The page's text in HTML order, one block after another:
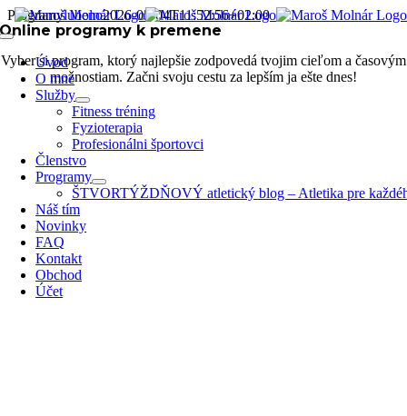
Skip
to
Toggle
Navigation
Úvod
O mne
Služby
Fitness tréning
Fyzioterapia
Profesionálni športovci
Členstvo
Programy
ŠTVORTÝŽDŇOVÝ atletický blog – Atletika pre
Náš tím
Novinky
FAQ
Kontakt
Obchod
Účet
Programylubeno2026-05-04T11:52:56+02:00
Online programy k premene
Vyber si program, ktorý najlepšie zodpovedá tvojim cieľom a časovým
možnostiam. Začni svoju cestu za lepším ja ešte dnes!